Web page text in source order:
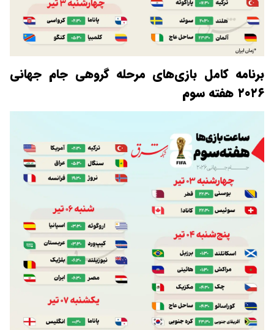
برنامه کامل بازی‌های مرحله گروهی جام جهانی
۲۰۲۶ هفته سوم